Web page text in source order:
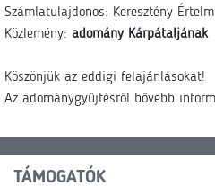
Számlatulajdonos: Keresztény
Közlemény: adomány Kárpátaljának
Köszönjük az eddigi felajánlásokat!
Az adománygyűjtésről bővebb
TÁMOGATÓK